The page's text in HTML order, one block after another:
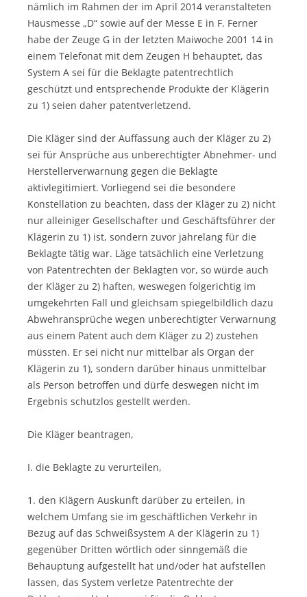
nämlich im Rahmen der im April 2014 veranstalteten
Hausmesse „D“ sowie auf der Messe E in F. Ferner
habe der Zeuge G in der letzten Maiwoche 2001 14 in
einem Telefonat mit dem Zeugen H behauptet, das
System A sei für die Beklagte patentrechtlich
geschützt und entsprechende Produkte der Klägerin
zu 1) seien daher patentverletzend.
Die Kläger sind der Auffassung auch der Kläger zu 2)
sei für Ansprüche aus unberechtigter Abnehmer- und
Herstellerverwarnung gegen die Beklagte
aktivlegitimiert. Vorliegend sei die besondere
Konstellation zu beachten, dass der Kläger zu 2) nicht
nur alleiniger Gesellschafter und Geschäftsführer der
Klägerin zu 1) ist, sondern zuvor jahrelang für die
Beklagte tätig war. Läge tatsächlich eine Verletzung
von Patentrechten der Beklagten vor, so würde auch
der Kläger zu 2) haften, weswegen folgerichtig im
umgekehrten Fall und gleichsam spiegelbildlich dazu
Abwehransprüche wegen unberechtigter Verwarnung
aus einem Patent auch dem Kläger zu 2) zustehen
müssten. Er sei nicht nur mittelbar als Organ der
Klägerin zu 1), sondern darüber hinaus unmittelbar
als Person betroffen und dürfe deswegen nicht im
Ergebnis schutzlos gestellt werden.
Die Kläger beantragen,
I. die Beklagte zu verurteilen,
1. den Klägern Auskunft darüber zu erteilen, in
welchem Umfang sie im geschäftlichen Verkehr in
Bezug auf das Schweißsystem A der Klägerin zu 1)
gegenüber Dritten wörtlich oder sinngemäß die
Behauptung aufgestellt hat und/oder hat aufstellen
lassen, das System verletze Patentrechte der